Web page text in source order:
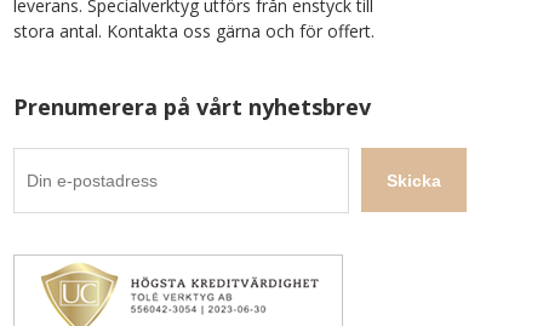
leverans. Specialverktyg utförs från enstyck till
stora antal. Kontakta oss gärna och för offert.
Prenumerera på vårt nyhetsbrev